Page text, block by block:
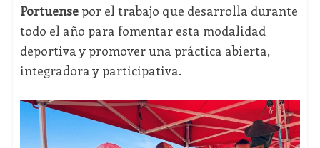
Portuensepor el trabajo que desarrolla durante
todo el año para fomentar esta modalidad
deportiva y promover una práctica abierta,
integradora y participativa.